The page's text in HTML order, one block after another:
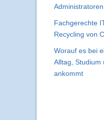
Fachgerechte
Recycling von
Worauf es bei
Alltag, Studium
ankommt